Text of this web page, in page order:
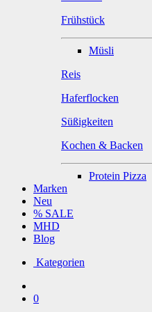
Frühstück
Müsli
Reis
Haferflocken
Süßigkeiten
Kochen & Backen
Protein Pizza
Marken
Neu
% SALE
MHD
Blog
Kategorien
0